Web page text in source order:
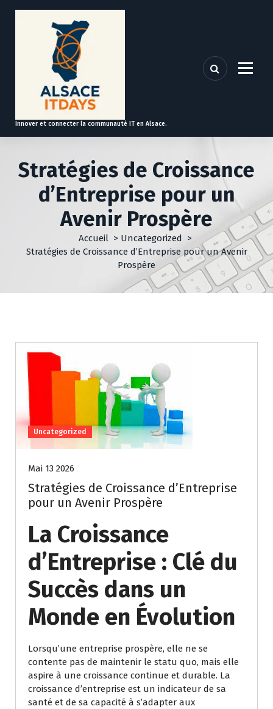
t
Innover et connecter la communauté IT en Alsace.
Stratégies de Croissance
d’Entreprise pour un
Avenir Prospère
Accueil > Uncategorized >
Stratégies de Croissance d’Entreprise pour un Avenir
Prospère
Uncategorized
Mai 13 2026
Stratégies de Croissance d’Entreprise
pour un Avenir Prospère
La Croissance
d’Entreprise : Clé du
Succès dans un
Monde en Évolution
Lorsqu’une entreprise prospère, elle ne se
contente pas de maintenir le statu quo, mais elle
aspire à une croissance continue et durable. La
croissance d’entreprise est un indicateur de sa
santé et de sa capacité à s’adapter aux